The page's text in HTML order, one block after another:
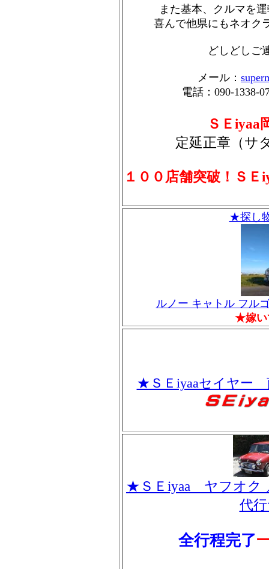
また基本、クルマを
喜んで他県にもネオ
どしどしご
メール：
電話：090-
ＳＥiyaa
定延正章（サ
１００店舗突破！Ｓ
★探し
ルノー キャトル フル
★嫁い
★ＳＥiyaaセイヤー
★ＳＥiyaa ヤフオク
代
全行程完了